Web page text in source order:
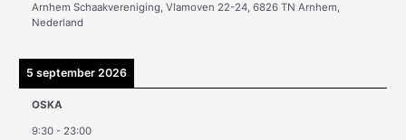
Arnhem Schaakvereniging, Vlamoven 22-24, 6826 TN Arnhem,
Nederland
5 september 2026
OSKA
9:30 - 23:00